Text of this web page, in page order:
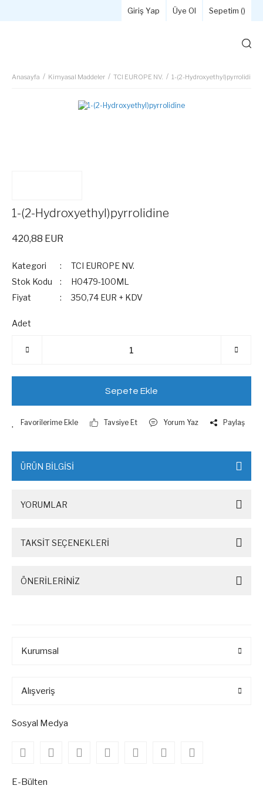
Giriş Yap Üye Ol Sepetim ()
Anasayfa Kimyasal Maddeler TCI EUROPE NV. 1-(2-Hydroxyethyl)pyrrolidine
1-(2-Hydroxyethyl)pyrrolidine
420,88 EUR
Kategori
TCI EUROPE NV.
Stok Kodu
H0479-100ML
Fiyat
350,74 EUR + KDV
Adet
Sepete Ekle
Tavsiye Et Yorum Yaz Paylaş
ÜRÜN BİLGİSİ
YORUMLAR
TAKSİT SEÇENEKLERİ
ÖNERİLERİNİZ
Kurumsal
Alışveriş
Sosyal Medya
E-Bülten